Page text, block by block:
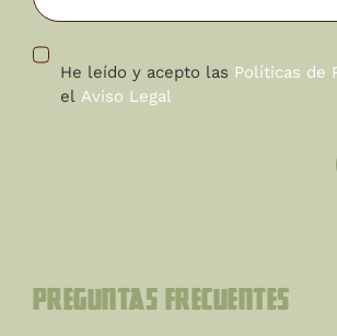
He leído y acepto las Políticas de
el Aviso Legal
Preguntas Frecuentes